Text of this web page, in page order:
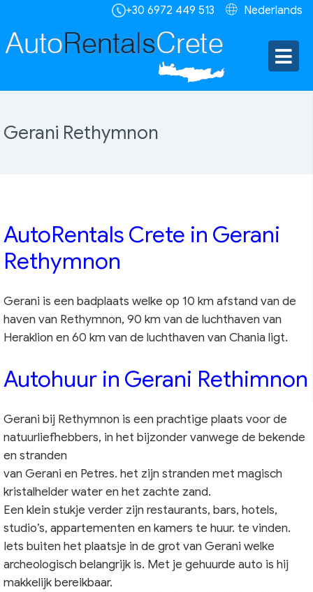
Nederlands
+30 6972 449 513
Gerani Rethymnon
AutoRentals Crete in Gerani
Rethymnon
Gerani is een badplaats welke op 10 km afstand van de
haven van Rethymnon, 90 km van de luchthaven van
Heraklion en 60 km van de luchthaven van Chania ligt.
Autohuur in Gerani Rethimnon
Gerani bij Rethymnon is een prachtige plaats voor de
natuurliefhebbers, in het bijzonder vanwege de bekende
en stranden
van Gerani en Petres. het zijn stranden met magisch
kristalhelder water en het zachte zand.
Een klein stukje verder zijn restaurants, bars, hotels,
studio’s, appartementen en kamers te huur. te vinden.
Iets buiten het plaatsje in de grot van Gerani welke
archeologisch belangrijk is. Met je gehuurde auto is hij
makkelijk bereikbaar.